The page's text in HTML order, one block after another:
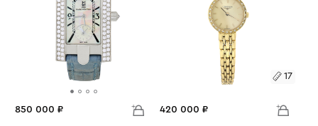
850 000 ₽
17
420 000 ₽